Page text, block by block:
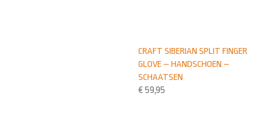
CRAFT SIBERIAN SPLIT FINGER
GLOVE – HANDSCHOEN –
SCHAATSEN
€ 59,95